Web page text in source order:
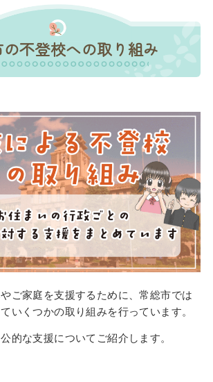
不登校への取り組み
ご家庭を支援するために、常総市では
いくつかの取り組みを行っています。
的な支援についてご紹介します。